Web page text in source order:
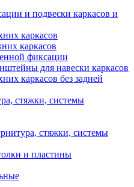
и подвески каркасов и
каркасов
каркасов
фиксации
для навески каркасов
каркасов без задней
стяжки, системы
стяжки, системы
и пластины